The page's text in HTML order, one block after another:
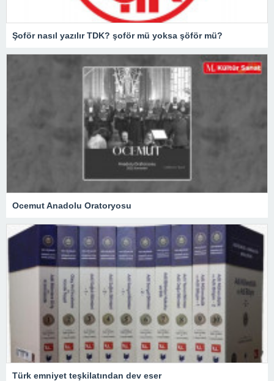
Şoför nasıl yazılır TDK? şoför mü yoksa şöför mü?
Ocemut Anadolu Oratoryosu
Türk emniyet teşkilatından dev eser